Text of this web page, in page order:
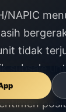
NAPIC
tidak
subsale
Dalam